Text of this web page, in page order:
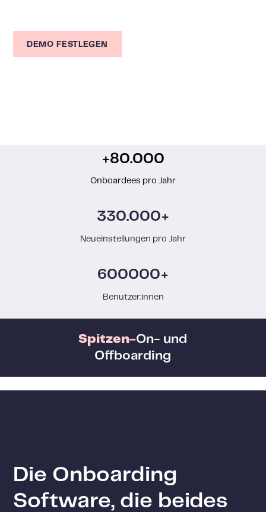
DEMO FESTLEGEN
+80.000
Onboardees pro Jahr
330.000+
Neueinstellungen pro Jahr
600000+
Benutzer:innen
Spitzen-On- und
Offboarding
Die Onboarding
Software, die beides